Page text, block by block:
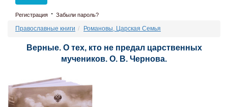
Регистрация · Забыли пароль?
Православные книги Романовы, Царская Семья
Верные. О тех, кто не предал царственных
мучеников. О. В. Чернова.